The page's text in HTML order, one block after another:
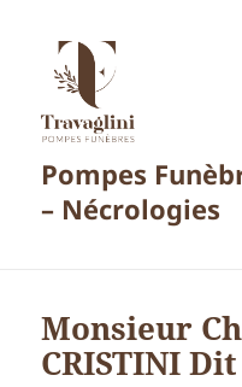
Pompes
– Nécrologies
Monsieur
CRISTINI